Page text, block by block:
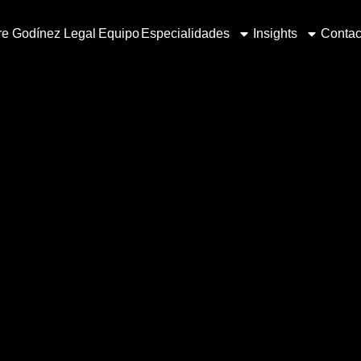
Godínez Legal Equipo Especialidades Insights